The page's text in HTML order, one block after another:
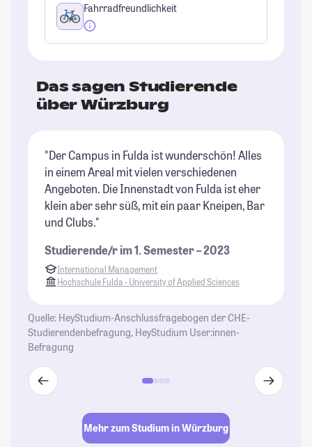
Fahrradfreundlichkeit
Das sagen Studierende
über Würzburg
"Der Campus in Fulda ist wunderschön! Alles
in einem Areal mit vielen verschiedenen
Angeboten. Die Innenstadt von Fulda ist eher
klein aber sehr süß, mit ein paar Kneipen, Bar
und Clubs."
Studierende/r im 1. Semester – 2023
International Management
Hochschule Fulda - University of Applied Sciences
Quelle: HeyStudium-Anschlussfragebogen der CHE-
Studierendenbefragung, HeyStudium User:innen-
Befragung
Mehr zum Studium in Würzburg